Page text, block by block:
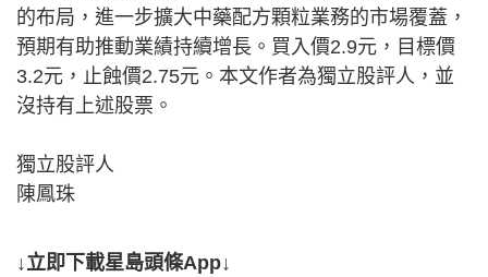
的布局，進一步擴大中藥配方顆粒業務的市場覆蓋，
預期有助推動業績持續增長。買入價2.9元，目標價
3.2元，止蝕價2.75元。本文作者為獨立股評人，並
沒持有上述股票。
獨立股評人
陳鳳珠
↓立即下載星島頭條App↓